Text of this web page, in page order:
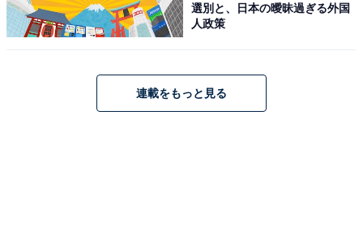
選別と、日本の曖昧過ぎる外国
人政策
連載をもっと見る